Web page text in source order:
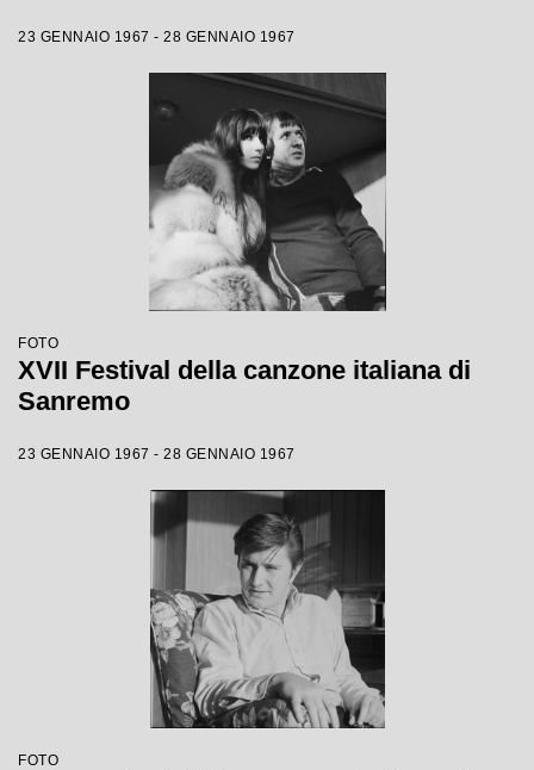
23 GENNAIO 1967 - 28 GENNAIO 1967
FOTO
XVII Festival della canzone italiana di
Sanremo
23 GENNAIO 1967 - 28 GENNAIO 1967
FOTO